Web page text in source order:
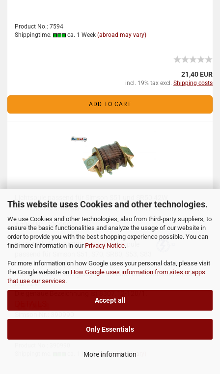
This website uses Cookies and other technologies.
We use Cookies and other technologies, also from third-party suppliers, to
ensure the basic functionalities and analyze the usage of our website in
order to provide you with the best shopping experience possible. You can
find more information in our Privacy Notice.
For more information on how Google uses your personal data, please visit
the Google website on How Google uses information from sites or apps
that use our services.
Accept all
Only Essentials
More information
Product No.: 7594
Shippingtime:
ca. 1 Week (abroad may vary)
21,40 EUR
incl. 19% tax excl. Shipping costs
ADD TO CART
Scheinwerfer Halogen
Artikel Nr.: 390990
MZA-Artikelnr.: 10289Neue Lichtspule
und SR50 . Die Spule ist für Hauptscheinwerfer mit 12V 35/35
Halogen Glühlampe geeignet. Verbaut bei Elektronikzündung
mit 12V.
ca. 1 Week (abroad may vary)